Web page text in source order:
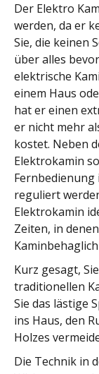
Der Elektro
werden, da er
Sie, die keinen
über alles
elektrische
einem Haus
hat er einen
er nicht mehr
kostet. Neben
Elektrokamin
Fernbedienung
reguliert
Elektrokamin
Zeiten, in
Kurz gesagt,
traditionellen
Sie das lästige
ins Haus, den
Holzes
Die Technik in